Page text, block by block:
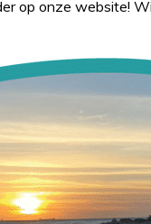
op onze website!